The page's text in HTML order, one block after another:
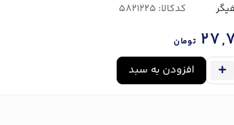
کدکالا:
تومان
افزودن به سبد